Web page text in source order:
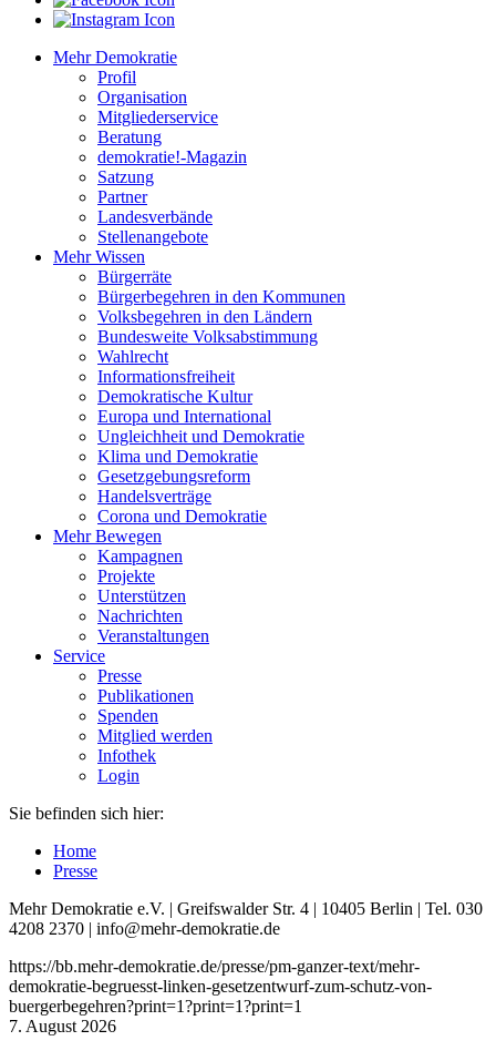
Mehr Demokratie
Profil
Organisation
Mitgliederservice
Beratung
demokratie!-Magazin
Satzung
Partner
Landesverbände
Stellenangebote
Mehr Wissen
Bürgerräte
Bürgerbegehren in den Kommunen
Volksbegehren in den Ländern
Bundesweite Volksabstimmung
Wahlrecht
Informationsfreiheit
Demokratische Kultur
Europa und International
Ungleichheit und Demokratie
Klima und Demokratie
Gesetzgebungsreform
Handelsverträge
Corona und Demokratie
Mehr Bewegen
Kampagnen
Projekte
Unterstützen
Nachrichten
Veranstaltungen
Service
Presse
Publikationen
Spenden
Mitglied werden
Infothek
Login
Sie befinden sich hier:
Home
Presse
Mehr Demokratie e.V. | Greifswalder Str. 4 | 10405 Berlin | Tel. 030
4208 2370 | info@mehr-demokratie.de
https://bb.mehr-demokratie.de/presse/pm-ganzer-text/mehr-
demokratie-begruesst-linken-gesetzentwurf-zum-schutz-von-
buergerbegehren?print=1?print=1?print=1
7. August 2026